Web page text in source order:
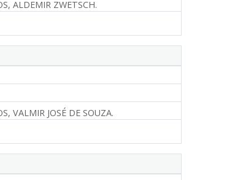
ALDEMIR ZWETSCH.
VALMIR JOSÉ DE SOUZA.